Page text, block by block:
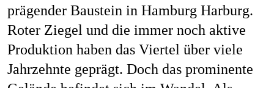
prägender Baustein in Hamburg Harburg.
Roter Ziegel und die immer noch aktive
Produktion haben das Viertel über viele
Jahrzehnte geprägt. Doch das prominente